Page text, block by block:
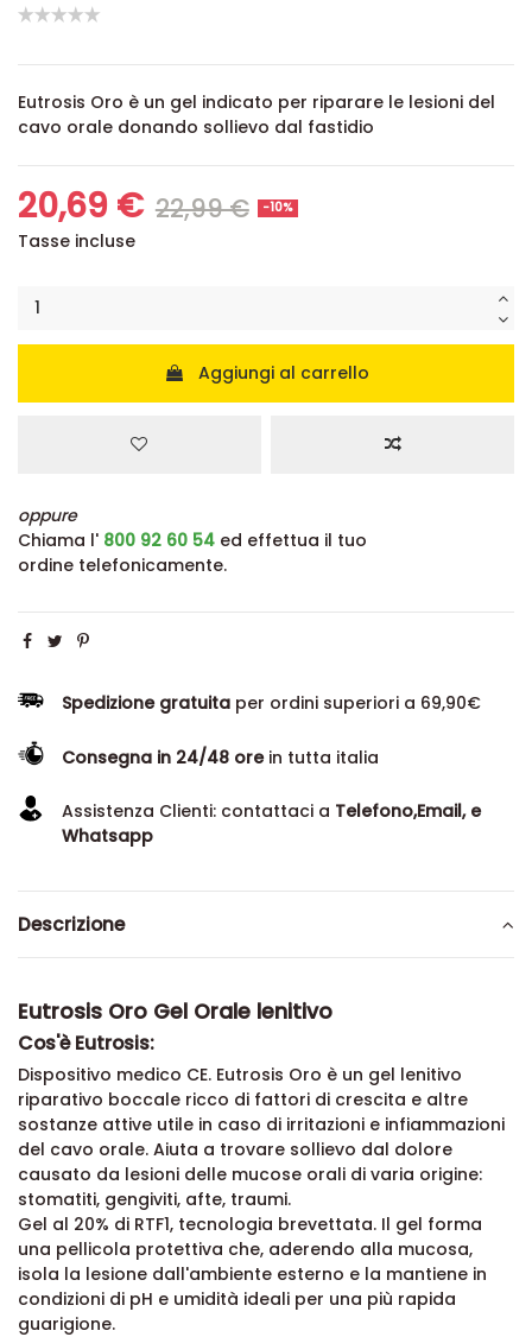
Eutrosis Oro è un gel indicato per riparare le lesioni del
cavo orale donando sollievo dal fastidio
20,69 € 22,99 € -10%
Tasse incluse
Aggiungi al carrello
oppure
Chiama l' 800 92 60 54 ed effettua il tuo
ordine telefonicamente.
Spedizione gratuita per ordini superiori a 69,90€
Consegna in 24/48 orein tutta italia
Assistenza Clienti: contattaci a Telefono,Email, e
Whatsapp
Descrizione
Eutrosis Oro Gel Orale lenitivo
Cos'è Eutrosis:
Dispositivo medico CE. Eutrosis Oro è un gel lenitivo
riparativo boccale ricco di fattori di crescita e altre
sostanze attive utile in caso di irritazioni e infiammazioni
del cavo orale. Aiuta a trovare sollievo dal dolore
causato da lesioni delle mucose orali di varia origine:
stomatiti, gengiviti, afte, traumi.
Gel al 20% di RTF1, tecnologia brevettata. Il gel forma
una pellicola protettiva che, aderendo alla mucosa,
isola la lesione dall'ambiente esterno e la mantiene in
condizioni di pH e umidità ideali per una più rapida
guarigione.